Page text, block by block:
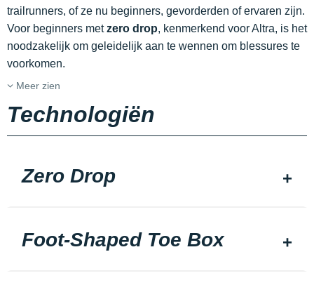
trailrunners, of ze nu beginners, gevorderden of ervaren zijn.
Voor beginners metzero drop, kenmerkend voor Altra, is het
noodzakelijk om geleidelijk aan te wennen om blessures te
voorkomen.
Meer zien
Technologiën
Zero Drop
Foot-Shaped Toe Box